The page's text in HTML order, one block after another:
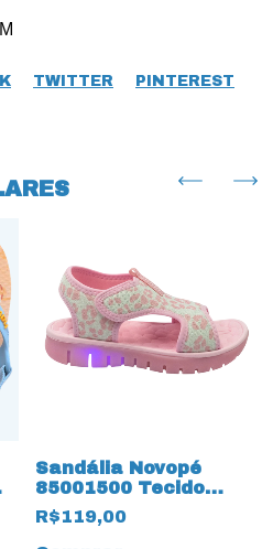
TWITTER PINTEREST
Sandália Novopé
85001500 Tecido
14211 Rosa com LED
R$119,00